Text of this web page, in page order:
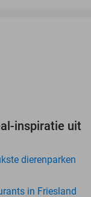
inspiratie uit
dierenparken
in Friesland